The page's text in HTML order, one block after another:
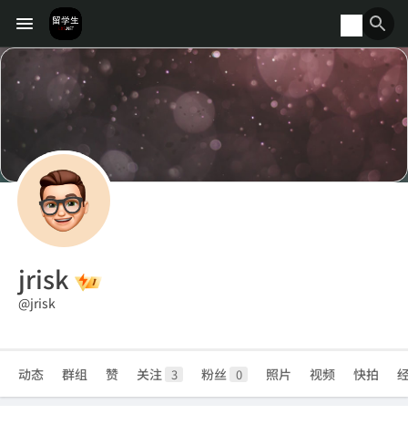
jrisk
@jrisk
动态 群组 赞 关注 3 粉丝 0 照片 视频 快拍